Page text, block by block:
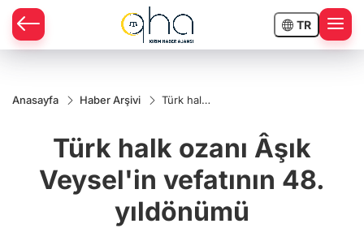
TR
Anasayfa Haber Arşivi
Türk halk
vefatının
48.
Türk halk ozanı Âşık
Veysel'in vefatının 48.
yıldönümü